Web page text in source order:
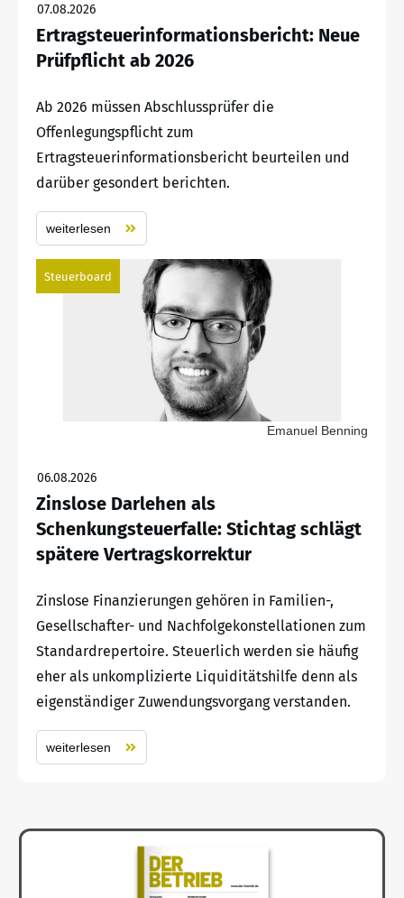
07.08.2026
Ertragsteuerinformationsbericht: Neue
Prüfpflicht ab 2026
Ab 2026 müssen Abschlussprüfer die
Offenlegungspflicht zum
Ertragsteuerinformationsbericht beurteilen und
darüber gesondert berichten.
weiterlesen
Steuerboard
Emanuel Benning
06.08.2026
Zinslose Darlehen als
Schenkungsteuerfalle: Stichtag schlägt
spätere Vertragskorrektur
Zinslose Finanzierungen gehören in Familien-,
Gesellschafter- und Nachfolgekonstellationen zum
Standardrepertoire. Steuerlich werden sie häufig
eher als unkomplizierte Liquiditätshilfe denn als
eigenständiger Zuwendungsvorgang verstanden.
weiterlesen